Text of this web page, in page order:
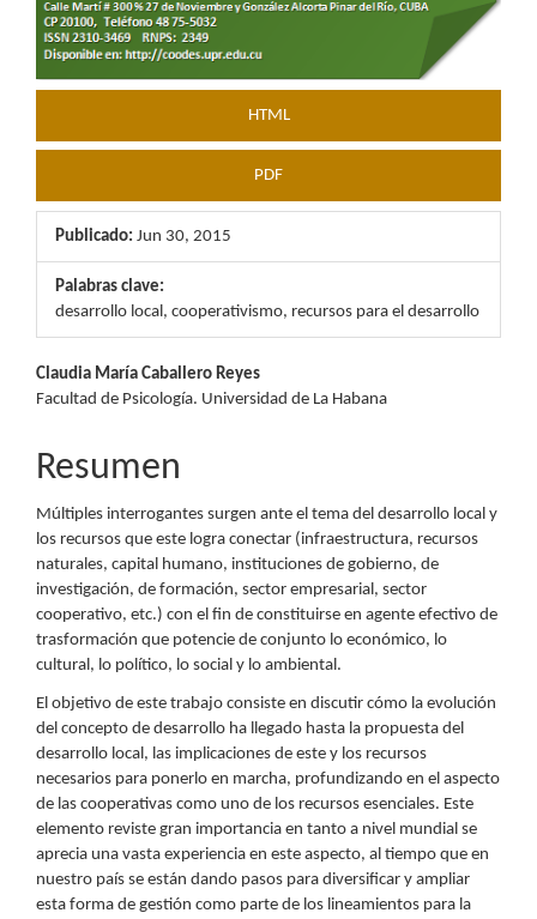
HTML
PDF
Publicado: Jun 30, 2015
Palabras clave:
desarrollo local, cooperativismo, recursos para el desarrollo
Contenido
del
artículo
Claudia María Caballero Reyes
Facultad de Psicología. Universidad de La Habana
Resumen
Múltiples interrogantes surgen ante el tema del desarrollo local y
los recursos que este logra conectar (infraestructura, recursos
naturales, capital humano, instituciones de gobierno, de
investigación, de formación, sector empresarial, sector
cooperativo, etc.) con el fin de constituirse en agente efectivo de
trasformación que potencie de conjunto lo económico, lo
cultural, lo político, lo social y lo ambiental.
El objetivo de este trabajo consiste en discutir cómo la evolución
del concepto de desarrollo ha llegado hasta la propuesta del
desarrollo local, las implicaciones de este y los recursos
necesarios para ponerlo en marcha, profundizando en el aspecto
de las cooperativas como uno de los recursos esenciales. Este
elemento reviste gran importancia en tanto a nivel mundial se
aprecia una vasta experiencia en este aspecto, al tiempo que en
nuestro país se están dando pasos para diversificar y ampliar
esta forma de gestión como parte de los lineamientos para la